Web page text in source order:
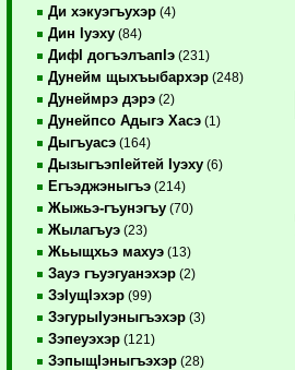
Ди хэкуэгъухэр (4)
Дин Iуэху (84)
ДифI догъэлъапIэ (231)
Дунейм щыхъыбархэр (248)
Дунеймрэ дэрэ (2)
Дунейпсо Адыгэ Хасэ (1)
Дыгъуасэ (164)
ДызыгъэпIейтей Iуэху (6)
Егъэджэныгъэ (214)
Жыжьэ-гъунэгъу (70)
Жылагъуэ (23)
Жьыщхьэ махуэ (13)
Зауэ гъуэгуанэхэр (2)
ЗэIущIэхэр (99)
ЗэгурыIуэныгъэхэр (3)
Зэпеуэхэр (121)
ЗэпыщIэныгъэхэр (28)